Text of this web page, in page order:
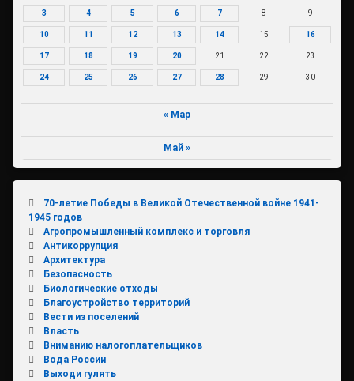
3 4 5 6 7 8 9
10 11 12 13 14 15 16
17 18 19 20 21 22 23
24 25 26 27 28 29 30
« Мар
Май »
70-летие Победы в Великой Отечественной войне 1941-
1945 годов
Агропромышленный комплекс и торговля
Антикоррупция
Архитектура
Безопасность
Биологические отходы
Благоустройство территорий
Вести из поселений
Власть
Вниманию налогоплательщиков
Вода России
Выходи гулять